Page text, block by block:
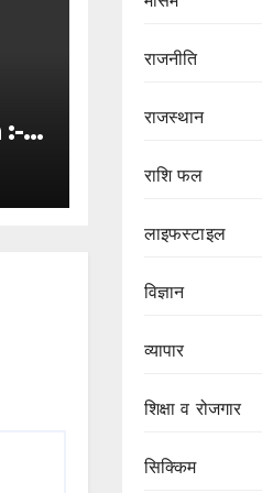
राजनीति
राजस्थान
राशि फल
लाइफस्टाइल
विज्ञान
व्यापार
शिक्षा व रोजगार
सिक्किम